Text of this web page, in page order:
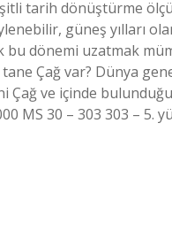
tarih dönüştürme
güneş yılları
bu dönemi uzatmak
Çağ var? Dünya
Çağ ve içinde
MS 30 – 303 303 – 5.